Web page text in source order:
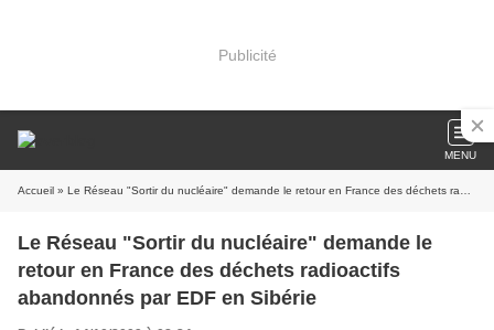
Publicité
MENU
Accueil » Le Réseau "Sortir du nucléaire" demande le retour en France des déchets radioactifs abandonnés par EDF en Sibérie
Le Réseau "Sortir du nucléaire" demande le
retour en France des déchets radioactifs
abandonnés par EDF en Sibérie